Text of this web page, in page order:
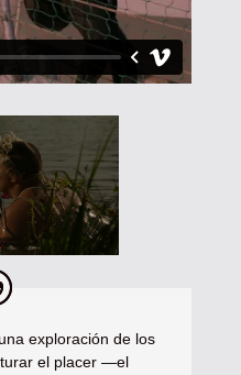
exploración de los
el placer —el